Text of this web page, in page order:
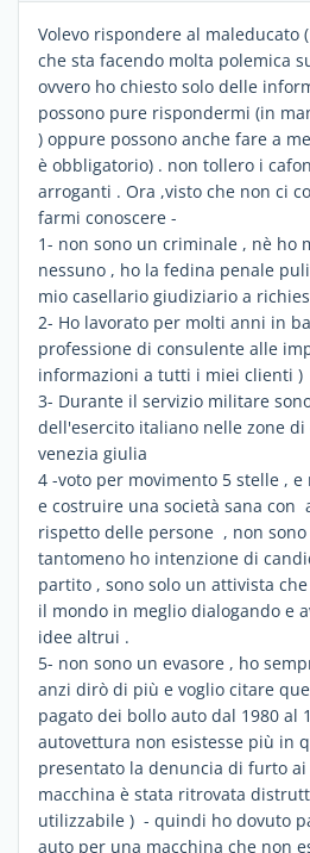
Volevo rispondere al maleducato
che sta facendo molta polemica
ovvero ho chiesto solo delle
possono pure rispondermi (in
) oppure possono anche fare a
è obbligatorio) . non tollero i
arroganti . Ora ,visto che non ci
farmi conoscere -
1- non sono un criminale , nè ho
nessuno , ho la fedina penale
mio casellario giudiziario a
2- Ho lavorato per molti anni in
professione di consulente alle
informazioni a tutti i miei clienti )
3- Durante il servizio militare
dell'esercito italiano nelle zone
venezia giulia
4 -voto per movimento 5 stelle ,
e costruire una società sana con
rispetto delle persone , non
tantomeno ho intenzione di
partito , sono solo un attivista
il mondo in meglio dialogando e
idee altrui .
5- non sono un evasore , ho
anzi dirò di più e voglio citare
pagato dei bollo auto dal 1980 al
autovettura non esistesse più in
presentato la denuncia di furto
macchina è stata ritrovata
utilizzabile ) - quindi ho dovuto
auto per una macchina che non